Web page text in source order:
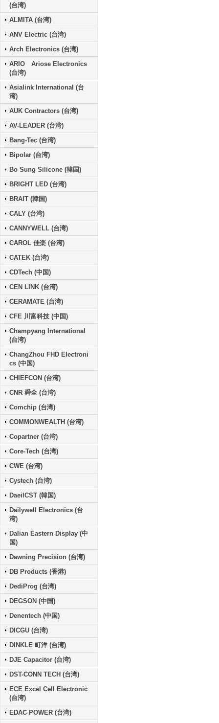
(台湾)
ALMITA (台湾)
ANV Electric (台湾)
Arch Electronics (台湾)
ARIO Ariose Electronics
(台湾)
Asialink International (台
湾)
AUK Contractors (台湾)
AV-LEADER (台湾)
Bang-Tec (台湾)
Bipolar (台湾)
Bo Sung Silicone (韓国)
BRIGHT LED (台湾)
BRAIT (韓国)
CALY (台湾)
CANNYWELL (台湾)
CAROL 佳楽 (台湾)
CATEK (台湾)
CDTech (中国)
CEN LINK (台湾)
CERAMATE (台湾)
CFE 川富科技 (中国)
Champyang International
(台湾)
ChangZhou FHD Electroni
cs (中国)
CHIEFCON (台湾)
CNR 舜全 (台湾)
Comchip (台湾)
COMMONWEALTH (台湾)
Copartner (台湾)
Core-Tech (台湾)
CWE (台湾)
Cystech (台湾)
DaeilCST (韓国)
Dailywell Electronics (台
湾)
Dalian Eastern Display (中
国)
Dawning Precision (台湾)
DB Products (香港)
DediProg (台湾)
DEGSON (中国)
Denentech (中国)
DICGU (台湾)
DINKLE 町洋 (台湾)
DJE Capacitor (台湾)
DST-CONN TECH (台湾)
ECE Excel Cell Electronic
(台湾)
EDAC POWER (台湾)